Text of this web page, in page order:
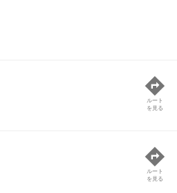
ルート
を見る
ルート
を見る